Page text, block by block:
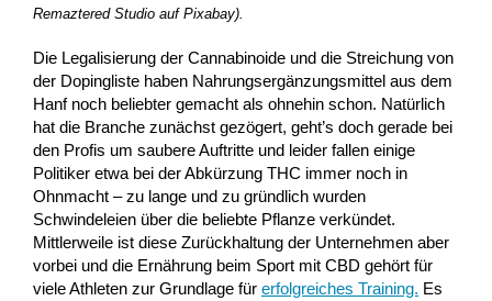
Remaztered Studio auf Pixabay).
Die Legalisierung der Cannabinoide und die Streichung von
der Dopingliste haben Nahrungsergänzungsmittel aus dem
Hanf noch beliebter gemacht als ohnehin schon. Natürlich
hat die Branche zunächst gezögert, geht’s doch gerade bei
den Profis um saubere Auftritte und leider fallen einige
Politiker etwa bei der Abkürzung THC immer noch in
Ohnmacht – zu lange und zu gründlich wurden
Schwindeleien über die beliebte Pflanze verkündet.
Mittlerweile ist diese Zurückhaltung der Unternehmen aber
vorbei und die Ernährung beim Sport mit CBD gehört für
viele Athleten zur Grundlage für erfolgreiches Training. Es